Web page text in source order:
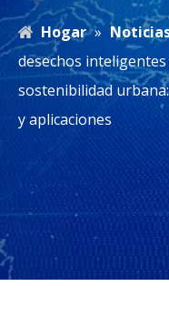
Hogar »
desechos
sostenibilidad
y aplicaciones